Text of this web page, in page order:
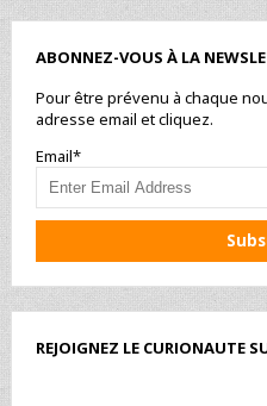
ABONNEZ-VOUS À LA
Pour être prévenu à chaque
adresse email et cliquez.
Email*
REJOIGNEZ LE CURIONAUTE